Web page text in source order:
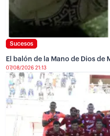
Sucesos
El balón de la Mano de Dios de
07/08/2026 21:13